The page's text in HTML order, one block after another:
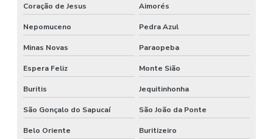
Coração de Jesus Aimorés
Nepomuceno Pedra Azul
Minas Novas Paraopeba
Espera Feliz Monte Sião
Buritis Jequitinhonha
São Gonçalo do Sapucaí São João da Ponte
Belo Oriente Buritizeiro